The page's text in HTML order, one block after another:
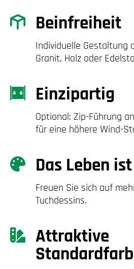
Beinfreiheit
Individuelle Gestaltung
Granit, Holz oder
Einzipartig
Optional: Zip-Führung
für eine höhere Wind-
Das Leben
Freuen Sie sich auf
Tuchdessins.
Attraktive